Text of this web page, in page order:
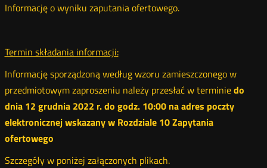
Informację o wyniku zaputania ofertowego.
Termin składania informacji:
Informację sporządzoną według wzoru zamieszczonego w
przedmiotowym zaproszeniu należy przesłać w terminiedo
dnia 12 grudnia 2022 r. do godz. 10:00 na adres poczty
elektronicznej wskazany w Rozdziale 10 Zapytania
ofertowego
Szczegóły w poniżej załączonych plikach.